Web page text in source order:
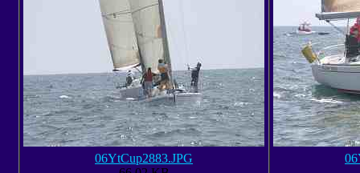
06YtCup2883.JPG